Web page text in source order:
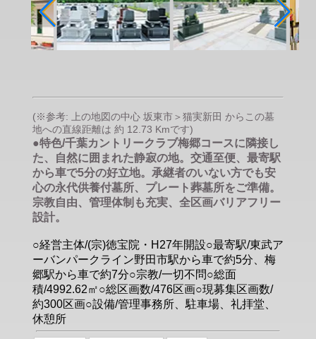
(※参考: 上の地図の中心 坂東市＞猫実新田 からこの墓
地への直線距離は 約 12.73 Kmです)
●特色/千葉カントリークラブ梅郷コースに隣接し
た、自然に囲まれた静寂の地。交通至便、最寄駅
から車で5分の好立地。承継者のいない方でも安
心の永代供養付墓所、プレート葬墓所をご準備。
宗教自由、管理体制も充実、全区画バリアフリー
設計。
○経営主体/(宗)徳宝院・H27年開設○最寄駅/東武ア
ーバンパークライン野田市駅から車で約5分、梅
郷駅から車で約7分○宗教/一切不問○総面
積/4992.62㎡○総区画数/476区画○現募集区画数/
約300区画○設備/管理事務所、駐車場、礼拝堂、
休憩所